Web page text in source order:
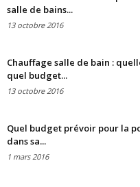
salle de bains...
13 octobre 2016
Chauffage salle de bain :
quel budget...
13 octobre 2016
Quel budget prévoir pour la
dans sa...
1 mars 2016